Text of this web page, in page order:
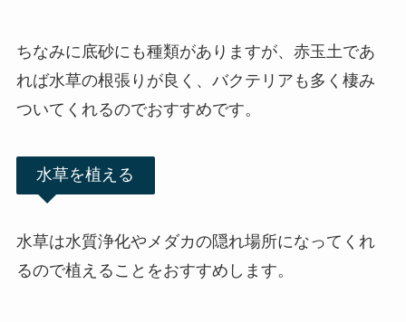
ちなみに底砂にも種類がありますが、赤玉土であ
れば水草の根張りが良く、バクテリアも多く棲み
ついてくれるのでおすすめです。
水草を植える
水草は水質浄化やメダカの隠れ場所になってくれ
るので植えることをおすすめします。